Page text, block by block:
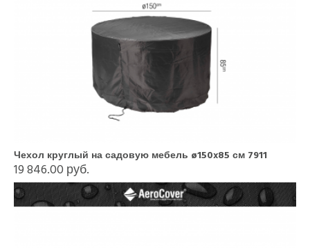
Чехол круглый на садовую мебель ø150x85 см 7911
19 846.00 руб.